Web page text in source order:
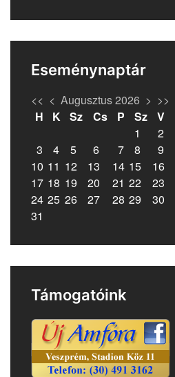
Eseménynaptár
<< < Augusztus 2026 > >>
H
K Sz Cs P Sz
V
1
2
3
4 5 6 7 8
9
10 11 12 13 14 15
16
17 18 19 20 21 22
23
24 25 26 27 28 29
30
31
Támogatóink